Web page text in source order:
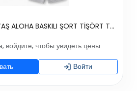
ERKEK ÇOCUK 1-4 YAŞ ALOHA BASKILI ŞORT TİŞÖRT TAKIM
войдите, чтобы увидеть цены
Войти